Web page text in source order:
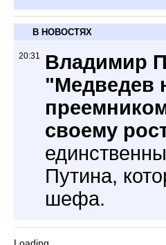
В НОВОСТЯХ
20:31
Владимир
"Медведев
своему
Путина,
шефа.